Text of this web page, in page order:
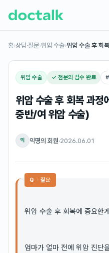
홈›상담·질문›위암 수술›위암 수술 후 회
위암 수술 ✓ 전문의 검수 완료 #
위암 수술 후 회복 과
중반/여 위암 수술)
익 익명의 회원·2026.06.01
Q · 질문
위암 수술 후 회복에 중요한
엄마가 얼마 전에 위암 진단